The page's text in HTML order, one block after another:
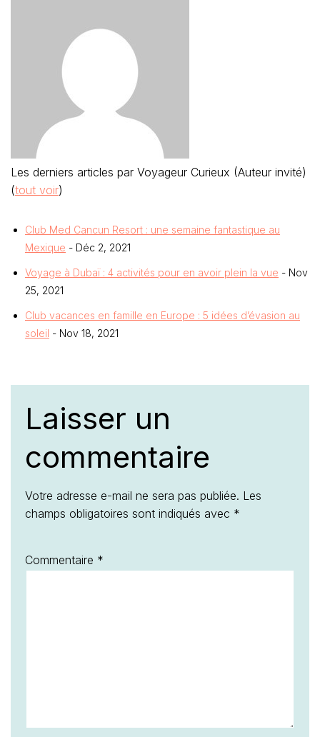
Les derniers articles par Voyageur Curieux (Auteur invité)
(tout voir)
Club Med Cancun Resort : une semaine fantastique au
Mexique - Déc 2, 2021
Voyage à Dubaï : 4 activités pour en avoir plein la vue - Nov
25, 2021
Club vacances en famille en Europe : 5 idées d’évasion au
soleil - Nov 18, 2021
Laisser un
commentaire
Votre adresse e-mail ne sera pas publiée. Les
champs obligatoires sont indiqués avec *
Commentaire *